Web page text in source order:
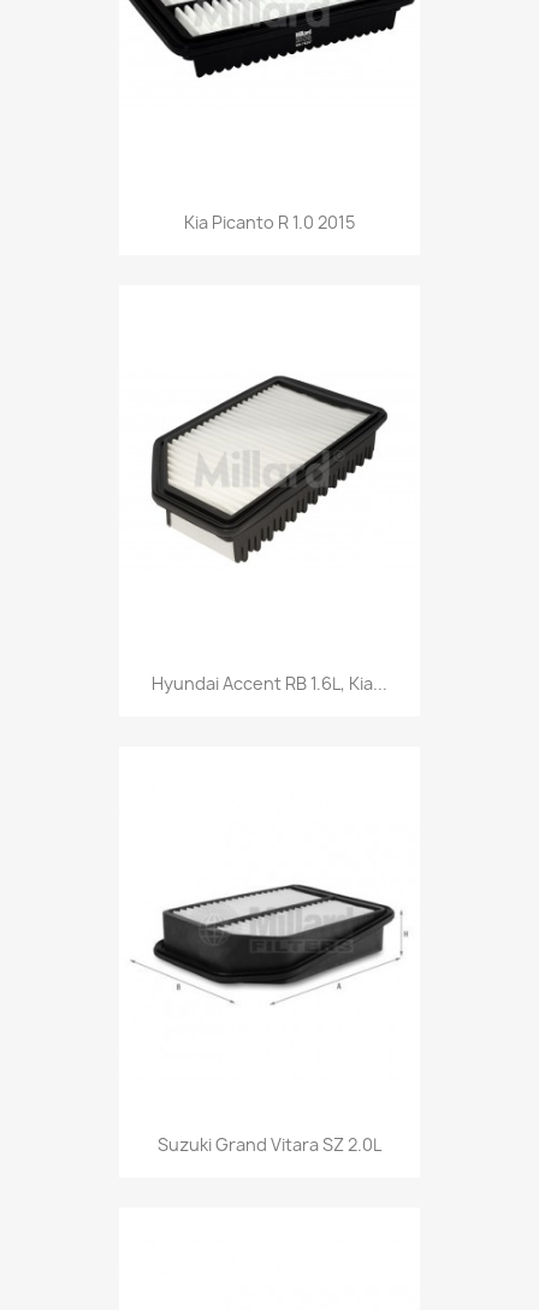
Kia Picanto R 1.0 2015
Hyundai Accent RB 1.6L, Kia...
Suzuki Grand Vitara SZ 2.0L